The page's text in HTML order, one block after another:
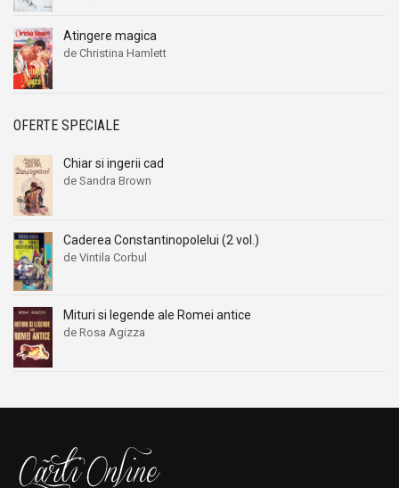
Atingere magica
de Christina Hamlett
OFERTE SPECIALE
Chiar si ingerii cad
de Sandra Brown
Caderea Constantinopolelui (2 vol.)
de Vintila Corbul
Mituri si legende ale Romei antice
de Rosa Agizza